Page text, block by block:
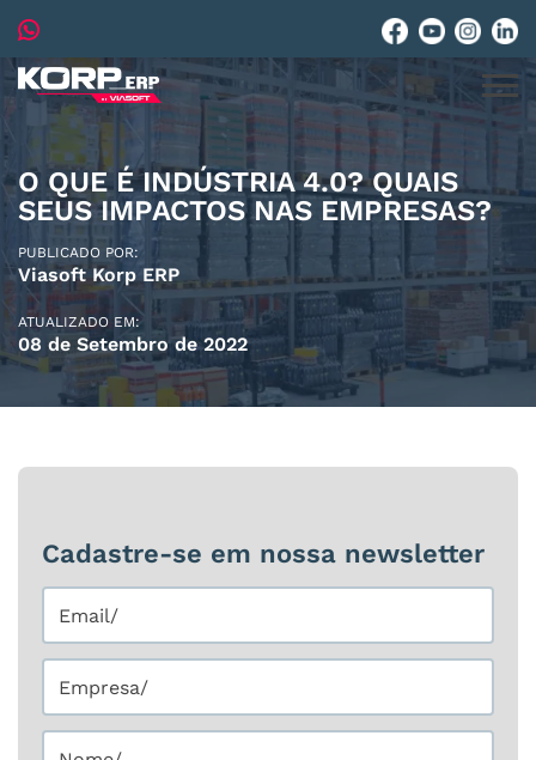
O QUE É INDÚSTRIA 4.0? QUAIS
SEUS IMPACTOS NAS EMPRESAS?
PUBLICADO POR:
Viasoft Korp ERP
ATUALIZADO EM:
08 de Setembro de 2022
Cadastre-se em nossa newsletter